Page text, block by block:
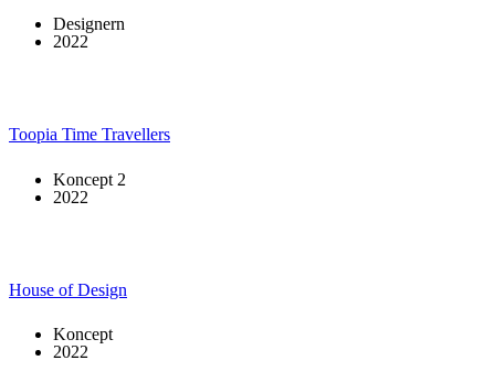
Designern
2022
Toopia Time Travellers
Koncept 2
2022
House of Design
Koncept
2022